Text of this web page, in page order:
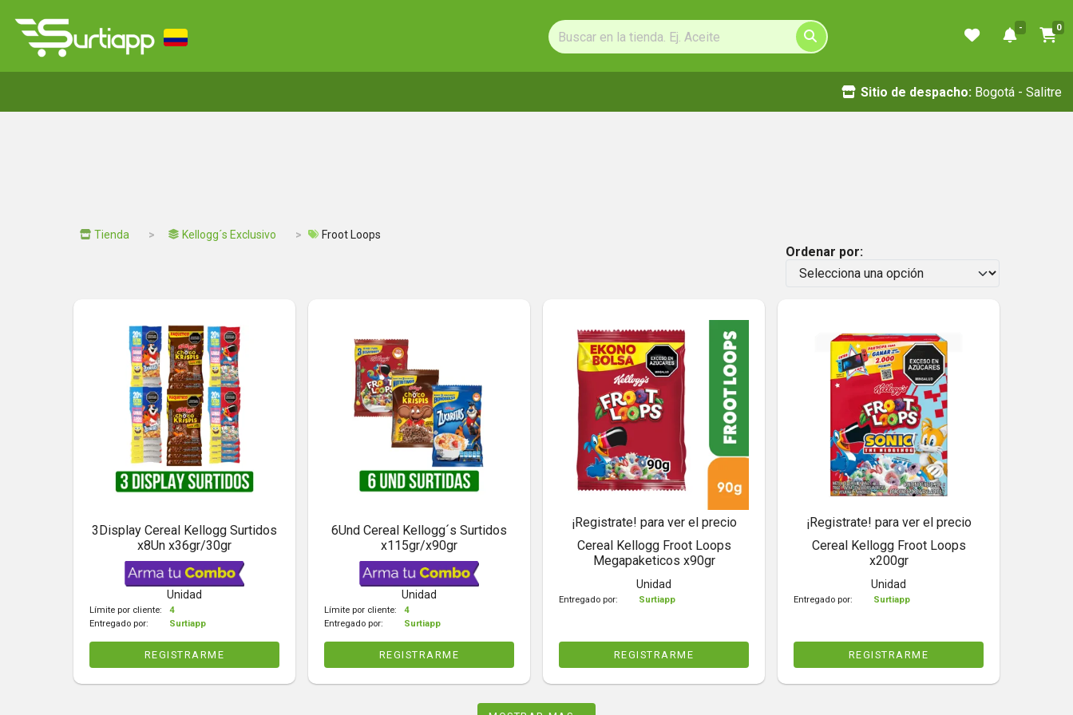
- 0
Sitio de despacho: Bogotá - Salitre
Tienda Kellogg´s Exclusivo Froot Loops
Ordenar por:
3Display Cereal Kellogg Surtidos
x8Un x36gr/30gr
Unidad
Límite por cliente:
4
Entregado por:
Surtiapp
REGISTRARME
6Und Cereal Kellogg´s Surtidos
x115gr/x90gr
Unidad
Límite por cliente:
4
Entregado por:
Surtiapp
REGISTRARME
¡Registrate! para ver el precio
Cereal Kellogg Froot Loops
Megapaketicos x90gr
Unidad
Entregado por: Surtiapp
REGISTRARME
¡Registrate! para ver el precio
Cereal Kellogg Froot Loops
x200gr
Unidad
Entregado por: Surtiapp
REGISTRARME